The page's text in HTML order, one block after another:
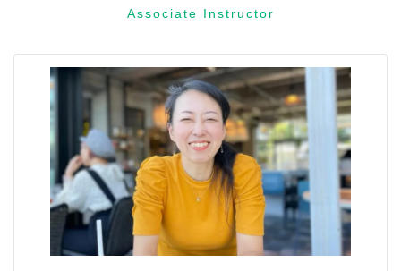
Associate Instructor